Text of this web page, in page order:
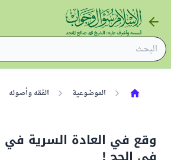
الموضوعية الفقه وأصوله
وقع في العادة السرية في